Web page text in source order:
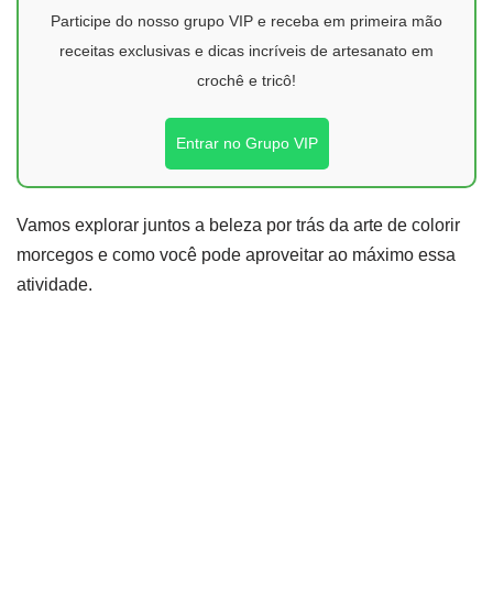
Participe do nosso grupo VIP e receba em primeira mão
receitas exclusivas e dicas incríveis de artesanato em
crochê e tricô!
Entrar no Grupo VIP
Vamos explorar juntos a beleza por trás da arte de colorir
morcegos e como você pode aproveitar ao máximo essa
atividade.